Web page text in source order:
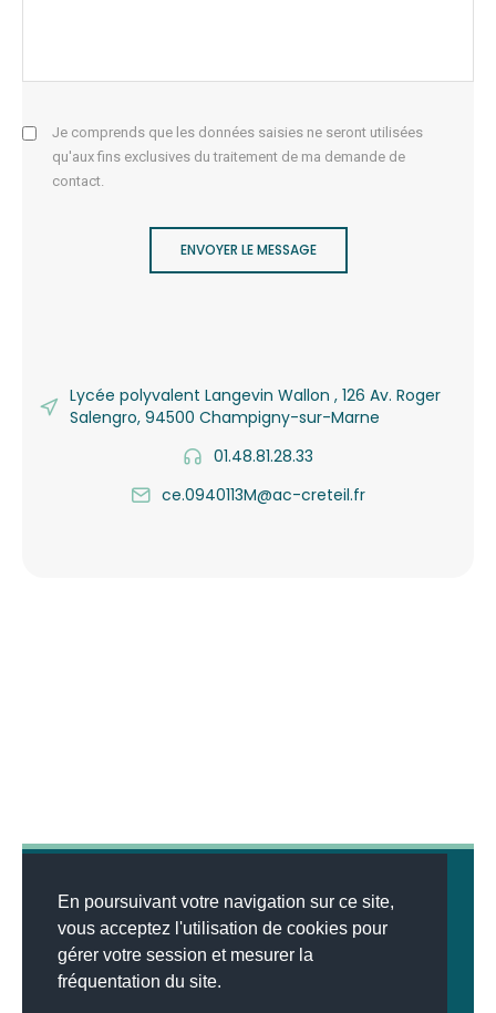
En poursuivant votre navigation sur ce site,
vous acceptez l'utilisation de cookies pour
gérer votre session et mesurer la
fréquentation du site.
Je comprends que les données saisies ne seront utilisées
qu'aux fins exclusives du traitement de ma demande de
contact.
ENVOYER LE MESSAGE
Lycée polyvalent Langevin Wallon , 126 Av. Roger
Salengro, 94500 Champigny-sur-Marne
01.48.81.28.33
ce.0940113M@ac-creteil.fr
© 2026
INNOVATIONS™